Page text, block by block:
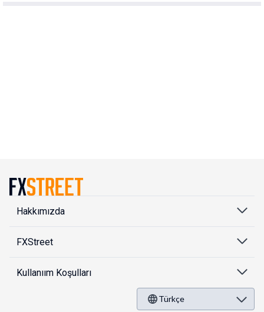
Hakkımızda
FXStreet
Kullanıım Koşulları
Türkçe